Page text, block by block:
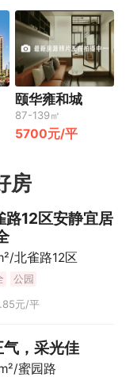
颐华雍和城
87-139㎡
5700元/平
房
12区安静宜居
北雀路12区
公园
元/平
，采光佳
蜜园路